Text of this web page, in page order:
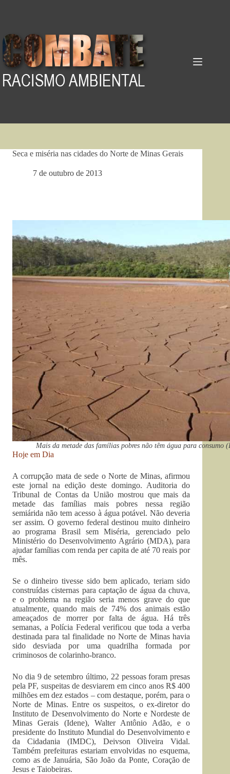
Seca e miséria nas cidades do Norte de Minas Gerais
7 de outubro de 2013
Mais da metade das famílias pobres não têm água para
Hoje em Dia
A corrupção mata de sede o Norte de Minas, afirmou
este jornal na edição deste domingo. Auditoria do
Tribunal de Contas da União mostrou que mais da
metade das famílias mais pobres nessa região
semiárida não tem acesso à água potável. Não deveria
ser assim. O governo federal destinou muito dinheiro
ao programa Brasil sem Miséria, gerenciado pelo
Ministério do Desenvolvimento Agrário (MDA), para
ajudar famílias com renda per capita de até 70 reais por
mês.
Se o dinheiro tivesse sido bem aplicado, teriam sido
construídas cisternas para captação de água da chuva,
e o problema na região seria menos grave do que
atualmente, quando mais de 74% dos animais estão
ameaçados de morrer por falta de água. Há três
semanas, a Polícia Federal verificou que toda a verba
destinada para tal finalidade no Norte de Minas havia
sido desviada por uma quadrilha formada por
criminosos de colarinho-branco.
No dia 9 de setembro último, 22 pessoas foram presas
pela PF, suspeitas de desviarem em cinco anos R$ 400
milhões em dez estados – com destaque, porém, para o
Norte de Minas. Entre os suspeitos, o ex-diretor do
Instituto de Desenvolvimento do Norte e Nordeste de
Minas Gerais (Idene), Walter Antônio Adão, e o
presidente do Instituto Mundial do Desenvolvimento e
da Cidadania (IMDC), Deivson Oliveira Vidal.
Também prefeituras estariam envolvidas no esquema,
como as de Januária, São João da Ponte, Coração de
Jesus e Taiobeiras.